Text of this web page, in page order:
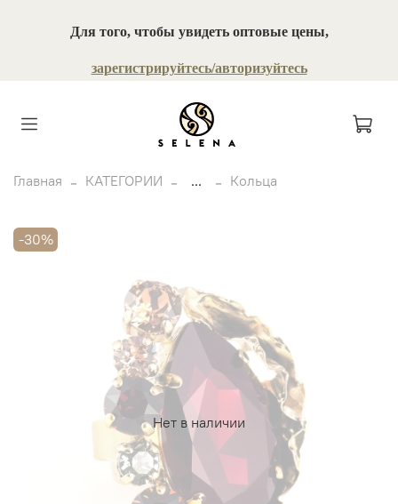
Для того, чтобы увидеть оптовые цены,
зарегистрируйтесь/авторизуйтесь
Главная КАТЕГОРИИ ... Кольца
Нет в наличии
-30%